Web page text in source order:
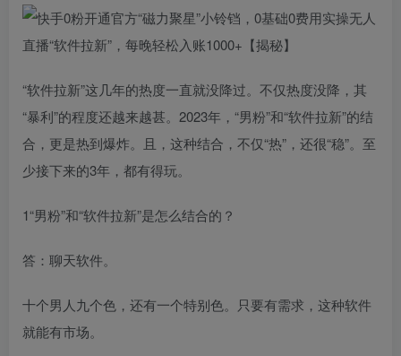
“软件拉新”这几年的热度一直就没降过。不仅热度没降，其
“暴利”的程度还越来越甚。2023年，“男粉”和“软件拉新”的结
合，更是热到爆炸。且，这种结合，不仅“热”，还很“稳”。至
少接下来的3年，都有得玩。
1“男粉”和“软件拉新”是怎么结合的？
答：聊天软件。
十个男人九个色，还有一个特别色。只要有需求，这种软件
就能有市场。